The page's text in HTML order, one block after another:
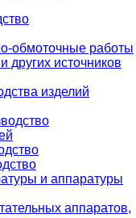
обмоточные работы
других источников
изделий
и аппаратуры
аппаратов,